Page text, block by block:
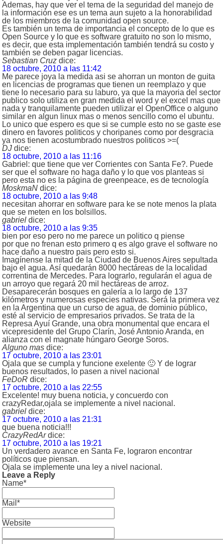
Ademas, hay que ver el tema de la seguridad del manejo de
la información ese es un tema aun sujeto a la honorabilidad
de los miembros de la comunidad open source.
Es también un tema de importancia el concepto de lo que es
Open Source y lo que es software gratuito no son lo mismo,
es decir, que esta implementación también tendrá su costo y
también se deben pagar licencias.
Sebastian Cruz dice:
18 octubre, 2010 a las 11:42
Me parece joya la medida asi se ahorran un monton de guita
en licencias de programas que tienen un reemplazo y que
tiene lo necesario para su laburo, ya que la mayoria del sector
publico solo utiliza en gran medida el word y el excel mas que
nada y tranquilamente pueden utilizar el OpenOffice o alguno
similar en algun linux mas o menos sencillo como el ubuntu.
Lo unico que espero es que si se cumple esto no se gaste ese
dinero en favores politicos y choripanes como por desgracia
ya nos tienen acostumbrado nuestros politicos >=(
DJ dice:
18 octubre, 2010 a las 11:16
Gabriel: que tiene que ver Corrientes con Santa Fe?. Puede
ser que el software no haga daño y lo que vos planteas si
pero esta no es la página de greenpeace, es de tecnología
MoskmaN dice:
18 octubre, 2010 a las 9:48
necesitan ahorrar en software para ke se note menos la plata
que se meten en los bolsillos.
gabriel dice:
18 octubre, 2010 a las 9:35
bien por eso pero no me parece un politico q piense
por que no frenan esto primero q es algo grave el software no
hace daño a nuestro pais pero esto si.
Imagínense la mitad de la Ciudad de Buenos Aires sepultada
bajo el agua. Así quedarán 8000 hectáreas de la localidad
correntina de Mercedes. Para lograrlo, regularán el agua de
un arroyo que regará 20 mil hectáreas de arroz.
Desaparecerán bosques en galería a lo largo de 137
kilómetros y numerosas especies nativas. Será la primera vez
en la Argentina que un curso de agua, de dominio público,
esté al servicio de empresarios privados. Se trata de la
Represa Ayuí Grande, una obra monumental que encara el
vicepresidente del Grupo Clarín, José Antonio Aranda, en
alianza con el magnate húngaro George Soros.
Alguno mas dice:
17 octubre, 2010 a las 23:01
Ojala que se cumpla y funcione exelente 🙂 Y de lograr
buenos resultados, lo pasen a nivel nacional
FeDoR dice:
17 octubre, 2010 a las 22:55
Excelente! muy buena noticia, y concuerdo con
crazyRedar,ojala se implemente a nivel nacional.
gabriel dice:
17 octubre, 2010 a las 21:31
que buena noticia!!!
CrazyRedAr dice:
17 octubre, 2010 a las 19:21
Un verdadero avance en Santa Fe, lograron encontrar
políticos que piensan.
Ojala se implemente una ley a nivel nacional.
Leave a Reply
Name*
Mail*
Website